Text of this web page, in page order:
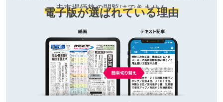
去市場価格の閲覧はできません
電子版が選ばれている理由